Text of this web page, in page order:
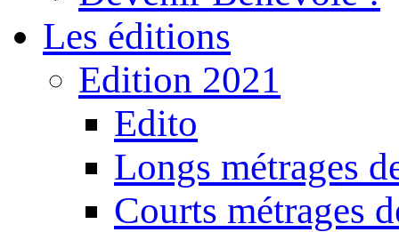
Les éditions
Edition 2021
Edito
Longs métrages
Courts métrages